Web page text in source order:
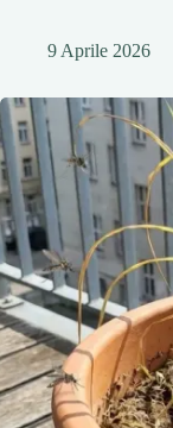
9 Aprile 2026